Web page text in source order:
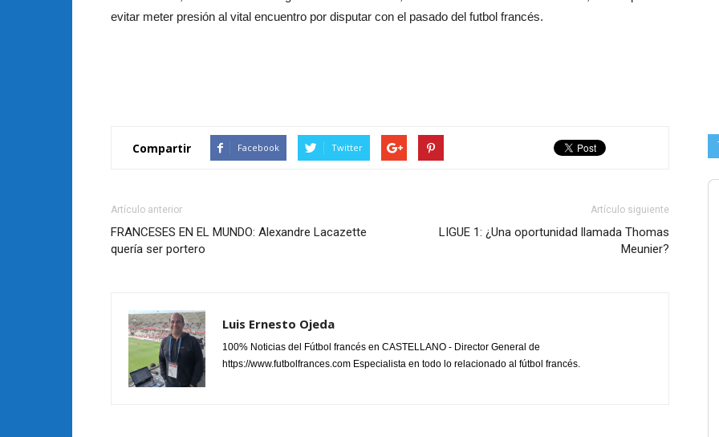
evitar meter presión al vital encuentro por disputar con el pasado del futbol francés.
Compartir Facebook Twitter
Artículo anterior
FRANCESES EN EL MUNDO: Alexandre Lacazette
quería ser portero
Artículo siguiente
LIGUE 1: ¿Una oportunidad llamada Thomas
Meunier?
Luis Ernesto Ojeda
100% Noticias del Fútbol francés en CASTELLANO - Director General de
https://www.futbolfrances.com Especialista en todo lo relacionado al fútbol francés.